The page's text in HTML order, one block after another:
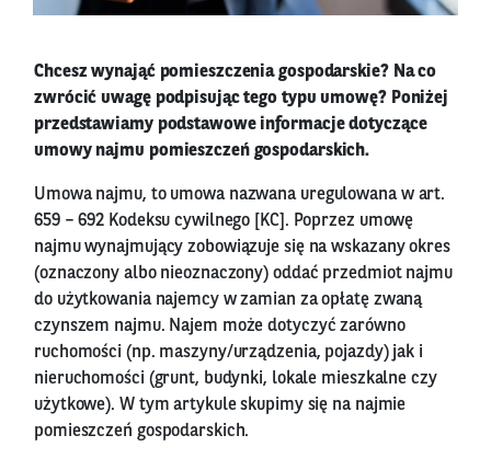
Chcesz wynająć pomieszczenia gospodarskie? Na co
zwrócić uwagę podpisując tego typu umowę? Poniżej
przedstawiamy podstawowe informacje dotyczące
umowy najmu pomieszczeń gospodarskich.
Umowa najmu, to umowa nazwana uregulowana w art.
659 – 692 Kodeksu cywilnego [KC]. Poprzez umowę
najmu wynajmujący zobowiązuje się na wskazany okres
(oznaczony albo nieoznaczony) oddać przedmiot najmu
do użytkowania najemcy w zamian za opłatę zwaną
czynszem najmu. Najem może dotyczyć zarówno
ruchomości (np. maszyny/urządzenia, pojazdy) jak i
nieruchomości (grunt, budynki, lokale mieszkalne czy
użytkowe). W tym artykule skupimy się na najmie
pomieszczeń gospodarskich.